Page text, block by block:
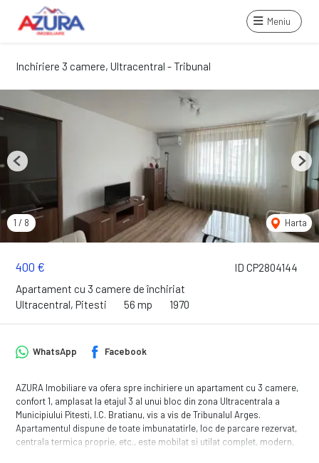
Meniu
Inchiriere 3 camere, Ultracentral - Tribunal
ID CP2804144
400 €
Apartament cu 3 camere de închiriat
Ultracentral, Pitesti
56 mp 1970
1 / 8 Harta
Previous Next
WhatsApp Facebook
AZURA Imobiliare va ofera spre inchiriere un apartament cu 3 camere,
confort 1, amplasat la etajul 3 al unui bloc din zona Ultracentrala a
Municipiului Pitesti, I.C. Bratianu, vis a vis de Tribunalul Arges.
Apartamentul dispune de toate imbunatatirle, loc de parcare rezervat,
centrala termica proprie, etc., este mobilat si utilat complet, modern,